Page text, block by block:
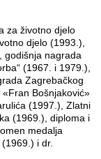
za životno djelo
djelo (1993.),
godišnja nagrada
(1967. i 1979.),
Zagrebačkog
Bošnjaković»
(1997.), Zlatni
(1969.), diploma i
medalja
i dr.